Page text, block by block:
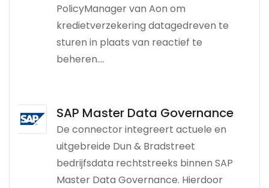
PolicyManager van Aon om
kredietverzekering datagedreven te
sturen in plaats van reactief te
beheren....
SAP Master Data Governance
De connector integreert actuele en
uitgebreide Dun & Bradstreet
bedrijfsdata rechtstreeks binnen SAP
Master Data Governance. Hierdoor